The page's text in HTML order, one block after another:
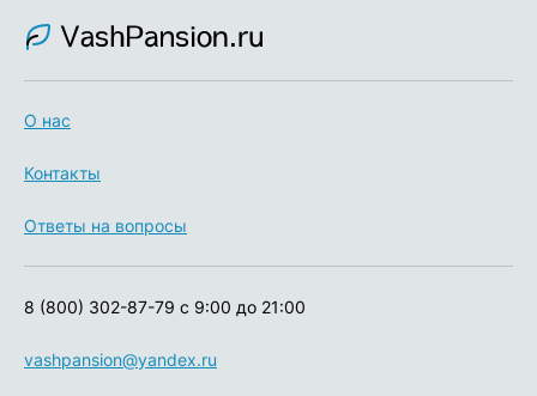
О нас
Контакты
Ответы на вопросы
vashpansion@yandex.ru
8 (800) 302-87-79 с 9:00 до 21:00